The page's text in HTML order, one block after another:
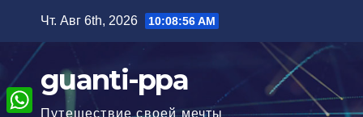
содержимому
Чт. Авг 6th, 2026 10:08:57 AM
guanti-ppa
Путешествие своей мечты